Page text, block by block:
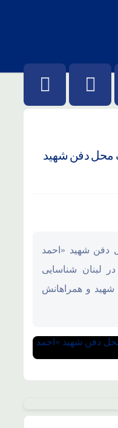
محل دفن شهید
دفن شهید «احمد
لبنان شناسایی
و همراهانش